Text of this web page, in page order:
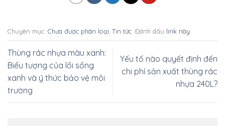
Chuyên mục: Chưa được phân loại Tin tức . Đánh dấu link này
Thùng rác nhựa màu xanh:
Biểu tượng của lối sống
xanh và ý thức bảo vệ môi
trường
Yếu tố nào quyết định đến
chi phí sản xuất thùng rác
nhựa 240L?